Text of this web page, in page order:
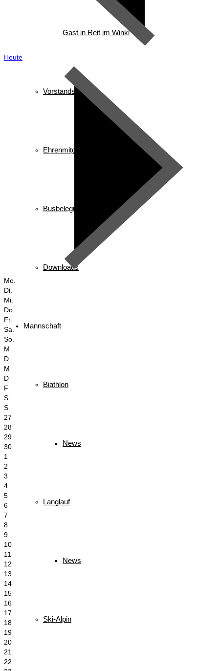
Gast in Reit im Winkl
Vorstandschaft
Ehrenmitglieder/ Ehrentafel
Busbelegung
Downloads
Mannschaft
Biathlon
News
Langlauf
News
Ski-Alpin
Heute
Mo.
Di.
Mi.
Do.
Fr.
Sa.
So.
M
D
M
D
F
S
S
27
28
29
30
1
2
3
4
5
6
7
8
9
10
11
12
13
14
15
16
17
18
19
20
21
22